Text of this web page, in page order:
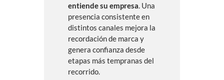
entiende su empresa. Una
presencia consistente en
distintos canales mejora la
recordación de marca y
genera confianza desde
etapas más tempranas del
recorrido.